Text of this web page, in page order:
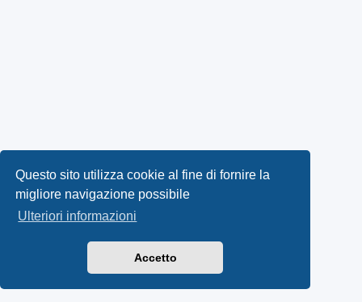
Questo sito utilizza cookie al fine di fornire la
migliore navigazione possibile
Ulteriori informazioni
Accetto